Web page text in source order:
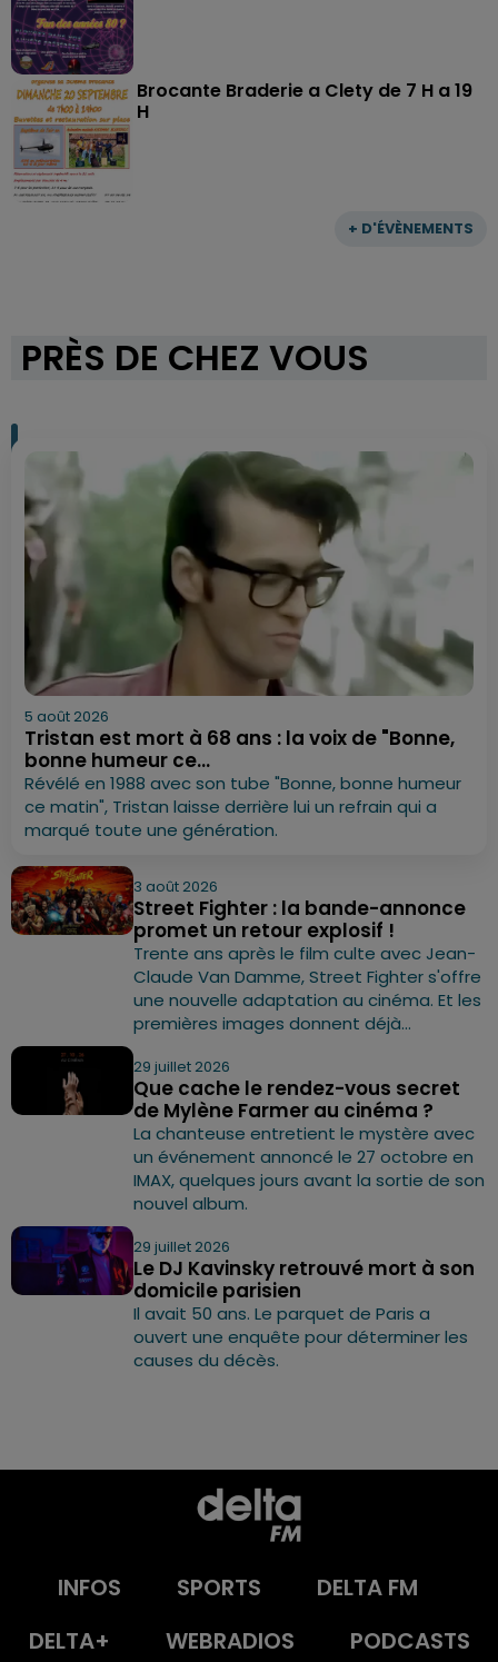
+ D'ÉVÈNEMENTS
Brocante Braderie a Clety de 7 H a 19
H
PRÈS DE CHEZ VOUS
5 août 2026
Tristan est mort à 68 ans : la voix de "Bonne,
bonne humeur ce...
Révélé en 1988 avec son tube "Bonne, bonne humeur
ce matin", Tristan laisse derrière lui un refrain qui a
marqué toute une génération.
3 août 2026
Street Fighter : la bande-annonce
promet un retour explosif !
Trente ans après le film culte avec Jean-
Claude Van Damme, Street Fighter s'offre
une nouvelle adaptation au cinéma. Et les
premières images donnent déjà...
29 juillet 2026
Que cache le rendez-vous secret
de Mylène Farmer au cinéma ?
La chanteuse entretient le mystère avec
un événement annoncé le 27 octobre en
IMAX, quelques jours avant la sortie de son
nouvel album.
29 juillet 2026
Le DJ Kavinsky retrouvé mort à son
domicile parisien
Il avait 50 ans. Le parquet de Paris a
ouvert une enquête pour déterminer les
causes du décès.
INFOS SPORTS
DELTA FM
DELTA+
WEBRADIOS PODCASTS